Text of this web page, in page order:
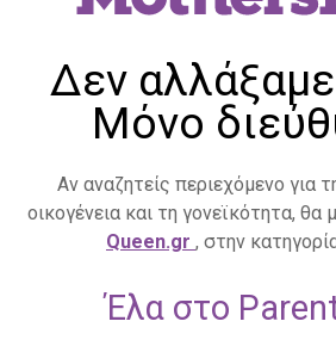
Δεν
Μόνο
Αν αναζητείς περιεχόμενο για
οικογένεια και τη γονεϊκότητα,
Queen.gr , στην
Έλα στο